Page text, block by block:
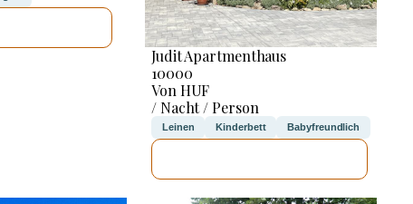
Judit Apartmenthaus
10000
Von HUF
/ Nacht / Person
Leinen Kinderbett Babyfreundlich